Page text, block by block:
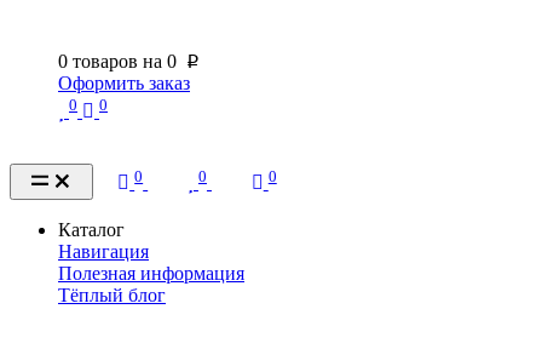
0 товаров на 0 p
Оформить заказ
0 0
0 0 0
Каталог
Навигация
Полезная информация
Тёплый блог